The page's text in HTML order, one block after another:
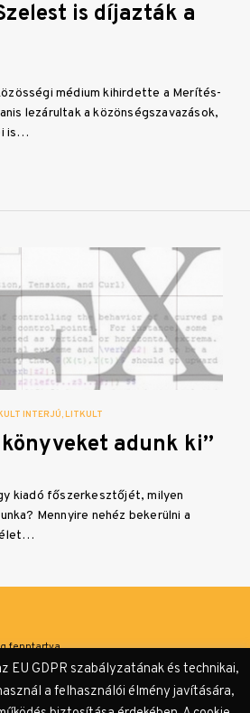
is díjazták a
médium kihirdette a Merítés-
lezárultak a közönségszavazások,
is…
INTERJÚ LITKULT
adunk ki”
kiadó főszerkesztőjét, milyen
Mennyire nehéz bekerülni a
élet…
fenntartva
EU GDPR szabályzatának és technikai,
a felhasználói élmény javítására,